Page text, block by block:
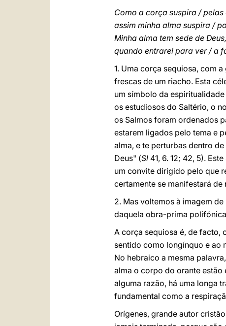
Como a corça suspira / pelas
assim minha alma suspira /
Minha alma tem sede de
quando entrarei para ver / a
1. Uma corça sequiosa, com
frescas de um riacho. Esta
um símbolo da
os estudiosos do Saltério, o
os Salmos foram ordenados
estarem ligados pelo tema e
alma, e te perturbas dentro
Deus" (Sl 41, 6. 12; 42, 5).
um convite dirigido pelo que
certamente se manifestará
2. Mas voltemos à imagem
daquela obra-prima
A corça sequiosa é, de facto,
sentido como longínquo e ao
No hebraico a mesma palavra,
alma o corpo do orante
alguma razão, há uma longa
fundamental como a
Orígenes, grande autor